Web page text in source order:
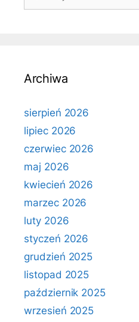
Archiwa
sierpień 2026
lipiec 2026
czerwiec 2026
maj 2026
kwiecień 2026
marzec 2026
luty 2026
styczeń 2026
grudzień 2025
listopad 2025
październik 2025
wrzesień 2025